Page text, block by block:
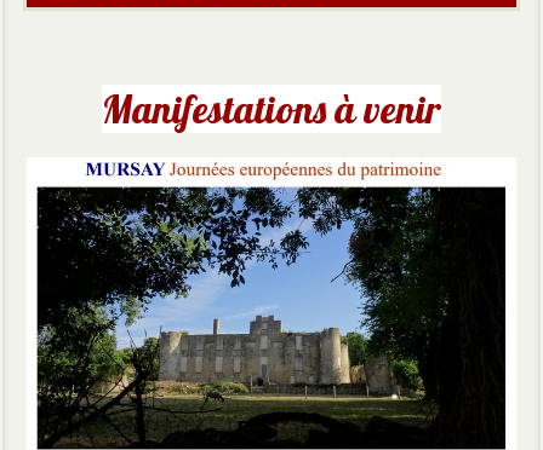
Manifestations à venir